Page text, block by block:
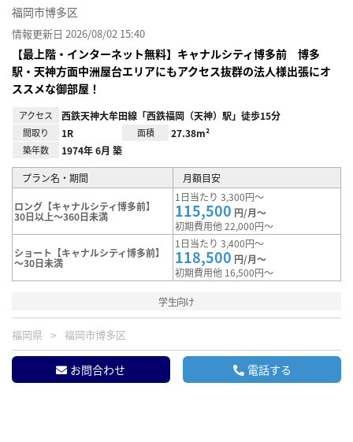
福岡市博多区
情報更新日 2026/08/02 15:40
【最上階・インターネット無料】キャナルシティ博多前 博多
駅・天神方面中洲屋台エリアにもアクセス抜群の法人様出張にオ
ススメな御部屋！
アクセス 西鉄天神大牟田線「西鉄福岡（天神）駅」徒歩15分
間取り 1R 面積 27.38m²
築年数 1974年 6月 築
プラン名・期間 月額目安
ロング【キャナルシティ博多前】
30日以上～360日未満
1日当たり 3,300円～
115,500 円/月～
初期費用他 22,000円～
ショート【キャナルシティ博多前】
～30日未満
1日当たり 3,400円～
118,500 円/月～
初期費用他 16,500円～
学生向け
福岡県 福岡市博多区
お問合わせ 電話する